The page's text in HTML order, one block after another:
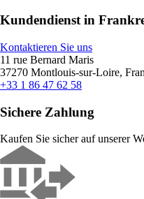
Kundendienst in
Kontaktieren Sie uns
11 rue Bernard Maris
37270 Montlouis-sur-Loire,
+33 1 86 47 62 58
Sichere Zahlung
Kaufen Sie sicher auf unserer